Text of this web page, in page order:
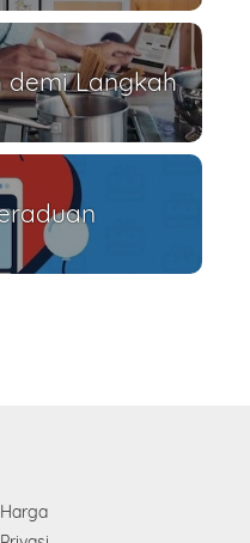
demi Langkah
Harga